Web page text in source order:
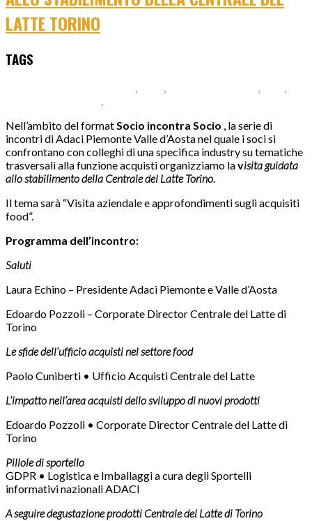
LATTE TORINO
TAGS
, , ,
,
,
Nell’ambito del formatSocio incontra Socio , la serie di
incontri di Adaci Piemonte Valle d’Aosta nel quale i soci si
confrontano con colleghi di una specifica industry su tematiche
trasversali alla funzione acquisti organizziamo lavisita guidata
allo stabilimento della Centrale del Latte Torino.
Il tema sarà “Visita aziendale e approfondimenti sugli acquisiti
food”.
Programma dell’incontro:
Saluti
Laura Echino – Presidente Adaci Piemonte e Valle d’Aosta
Edoardo Pozzoli – Corporate Director Centrale del Latte di
Torino
Le sfide dell’ufficioacquisti nel settorefood
Paolo Cuniberti • Ufficio Acquisti Centrale del Latte
L’impatto nell’area acquisti dello sviluppo di nuovi prodotti
Edoardo Pozzoli • Corporate Director Centrale del Latte di
Torino
Pillole di sportello
GDPR • Logistica e Imballaggi a cura degli Sportelli
informativi nazionali ADACI
A seguire degustazione prodotti Centrale del Latte di Torino